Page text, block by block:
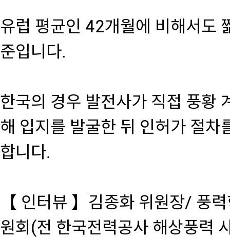
유럽 평균인 42개월에 비해서도
준입니다.
한국의 경우 발전사가 직접 풍황
해 입지를 발굴한 뒤 인허가 절차
합니다.
【 인터뷰 】김종화 위원장/ 풍
원회(전 한국전력공사 해상풍력